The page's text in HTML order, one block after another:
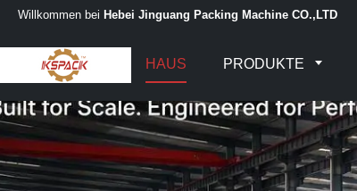
Willkommen bei Hebei Jinguang Packing Machine CO.,LTD
HAUS PRODUKTE